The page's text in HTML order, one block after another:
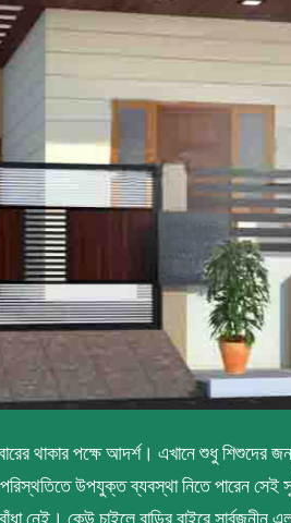
থাকার পক্ষে আদর্শ। এখানে শুধু শিশুদের
উপযুক্ত ব্যবস্থা নিতে পারেন সেই